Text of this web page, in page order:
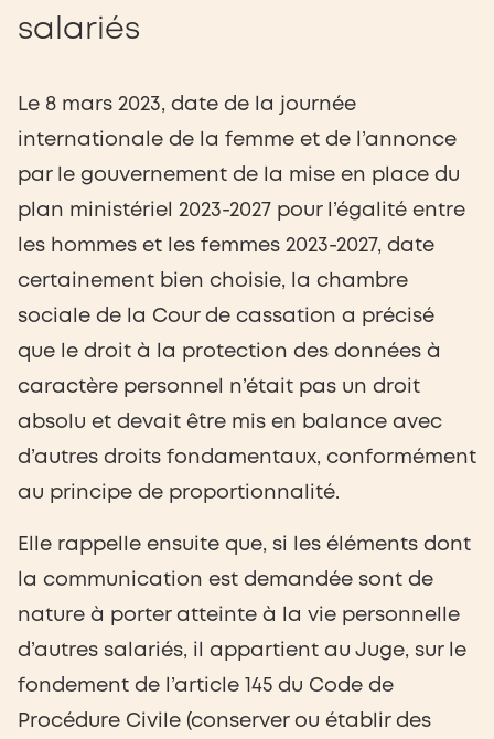
salariés
Le 8 mars 2023, date de la journée
internationale de la femme et de l’annonce
par le gouvernement de la mise en place du
plan ministériel 2023-2027 pour l’égalité entre
les hommes et les femmes 2023-2027, date
certainement bien choisie, la chambre
sociale de la Cour de cassation a précisé
que le droit à la protection des données à
caractère personnel n’était pas un droit
absolu et devait être mis en balance avec
d’autres droits fondamentaux, conformément
au principe de proportionnalité.
Elle rappelle ensuite que, si les éléments dont
la communication est demandée sont de
nature à porter atteinte à la vie personnelle
d’autres salariés, il appartient au Juge, sur le
fondement de l’article 145 du Code de
Procédure Civile (conserver ou établir des